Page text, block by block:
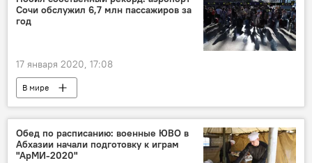
Сочи обслужил 6,7 млн пассажиров за
год
17 января 2020, 17:08
В мире
Обед по расписанию: военные ЮВО в
Абхазии начали подготовку к играм
"АрМИ-2020"